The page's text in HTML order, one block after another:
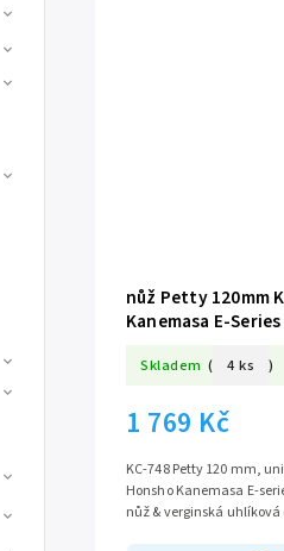
nůž Petty 120mm
Kanemasa E-Series
Skladem ( 4 ks )
1 769 Kč
KC-748 Petty 120 mm,
Honsho Kanemasa E-series & japonský